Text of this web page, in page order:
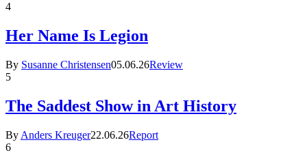
4
Her Name Is Legion
By Susanne Christensen05.06.26Review
5
The Saddest Show in Art History
By Anders Kreuger22.06.26Report
6